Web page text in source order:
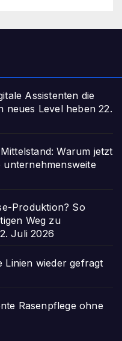
Assistenten die
neues Level heben 22.
Warum jetzt
Produktion? So
Weg zu
Juli 2026
Linien wieder gefragt
Rasenpflege ohne